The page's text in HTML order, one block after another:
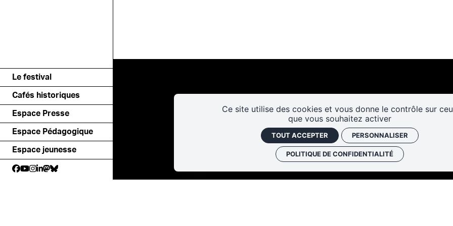
Ce site utilise des cookies et vous donne le contrôle sur
que vous souhaitez activer
TOUT ACCEPTER PERSONNALISER
POLITIQUE DE CONFIDENTIALITÉ
Le festival
Cafés historiques
Espace Presse
Espace Pédagogique
Espace jeunesse
Les cafés
historiques
Faire un don